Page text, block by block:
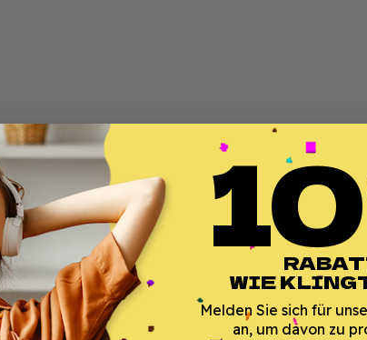
WIE
Melden Sie sich für
an, um davon zu